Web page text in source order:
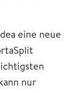
eine neue
nur